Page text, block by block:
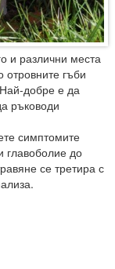
и различни места
отровните гъби
Най-добре е да
ръководи
симптомите
главоболие до
се третира с